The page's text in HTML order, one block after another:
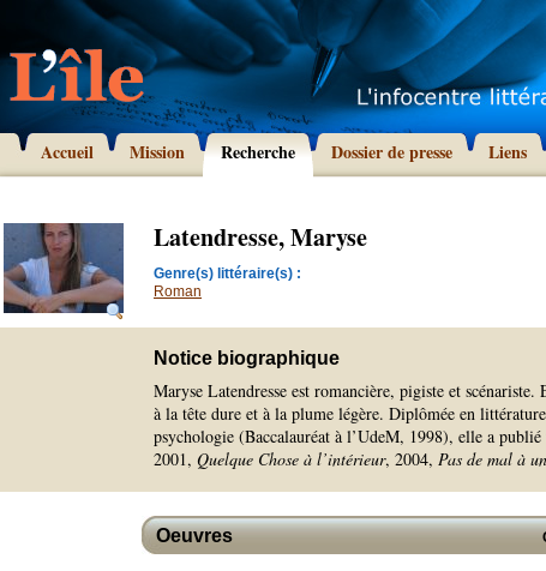
Accueil Mission Recherche Dossier de presse Liens
Latendresse, Maryse
Genre(s) littéraire(s) :
Roman
Notice biographique
Maryse Latendresse est romancière, pigiste et
à la tête dure et à la plume légère. Diplômée en
psychologie (Baccalauréat à l’UdeM, 1998), elle a
2001, Quelque Chose à l’intérieur, 2004, Pas de mal à
Oeuvres